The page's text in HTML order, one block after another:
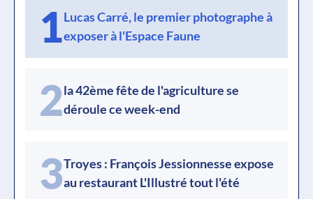
1Lucas Carré, le premier photographe à
exposer à l'Espace Faune
2la 42ème fête de l'agriculture se
déroule ce week-end
3Troyes : François Jessionnesse expose
au restaurant L'Illustré tout l'été